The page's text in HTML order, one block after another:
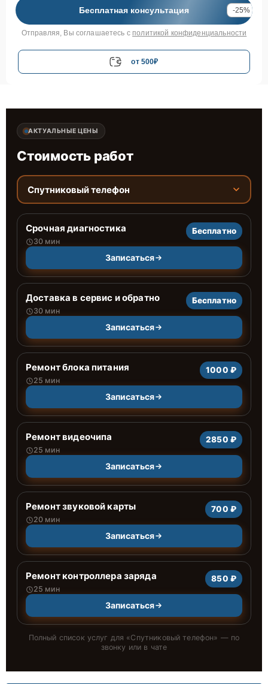
Бесплатная консультация -25%
Отправляя, Вы соглашаетесь с политикой конфиденциальности
от 500₽
АКТУАЛЬНЫЕ ЦЕНЫ
Стоимость работ
Спутниковый телефон
Срочная диагностика
30 мин
Бесплатно
Записаться
Доставка в сервис и обратно
30 мин
Бесплатно
Записаться
Ремонт блока питания
25 мин
1000 ₽
Записаться
Ремонт видеочипа
25 мин
2850 ₽
Записаться
Ремонт звуковой карты
20 мин
700 ₽
Записаться
Ремонт контроллера заряда
25 мин
850 ₽
Записаться
Полный список услуг для «Спутниковый телефон» — по
звонку или в чате